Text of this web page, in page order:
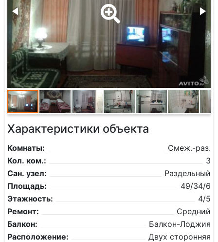
Характеристики объекта
Комнаты:
Смеж.-раз.
Кол. ком.:
3
Сан. узел:
Раздельный
Площадь:
49/34/6
Этажность:
4/5
Ремонт:
Средний
Балкон:
Балкон-Лоджия
Расположение:
Двух сторонняя